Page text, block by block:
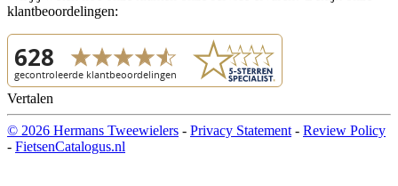
klantbeoordelingen:
Vertalen
© 2026 Hermans Tweewielers - Privacy Statement - Review Policy
- FietsenCatalogus.nl